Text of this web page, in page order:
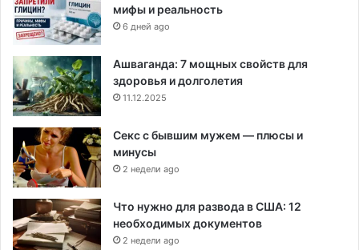
мифы и реальность
6 дней ago
Ашваганда: 7 мощных свойств для
здоровья и долголетия
11.12.2025
Секс с бывшим мужем — плюсы и
минусы
2 недели ago
Что нужно для развода в США: 12
необходимых документов
2 недели ago